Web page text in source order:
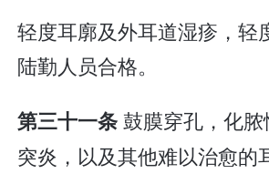
轻度耳廓及外耳道湿疹，轻
陆勤人员合格。
第三十一条鼓膜穿孔，化
突炎，以及其他难以治愈的